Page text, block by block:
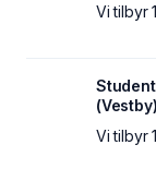
Vi tilbyr
(Vestby)
Vi tilbyr